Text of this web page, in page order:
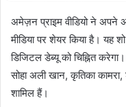
अमेज़न प्राइम वीडियो ने अपने
मीडिया पर शेयर किया है। यह
डिजिटल डेब्यू को चिह्नित
सोहा अली खान, कृतिका कामरा,
शामिल हैं।